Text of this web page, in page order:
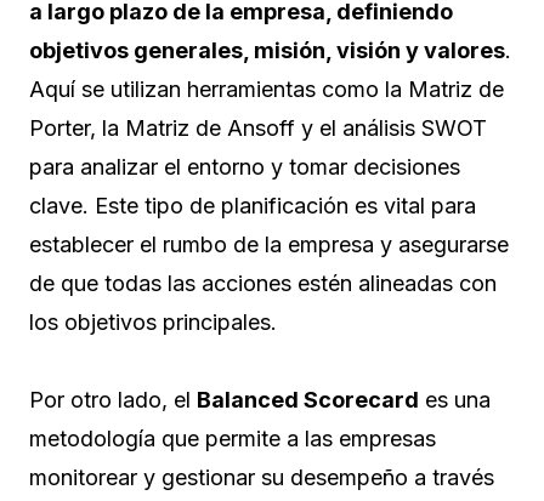
a largo plazo de la empresa, definiendo
objetivos generales, misión, visión y valores.
Aquí se utilizan herramientas como la Matriz de
Porter, la Matriz de Ansoff y el análisis SWOT
para analizar el entorno y tomar decisiones
clave. Este tipo de planificación es vital para
establecer el rumbo de la empresa y asegurarse
de que todas las acciones estén alineadas con
los objetivos principales.
Por otro lado, el Balanced Scorecard es una
metodología que permite a las empresas
monitorear y gestionar su desempeño a través